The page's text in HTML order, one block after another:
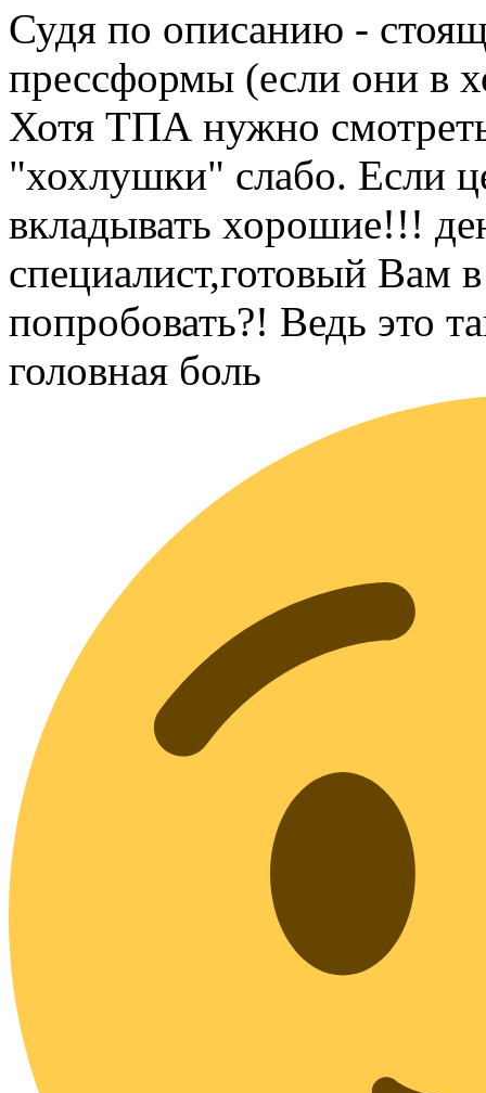
Судя по описанию -
прессформы (если они в
Хотя ТПА нужно
"хохлушки" слабо. Если
вкладывать хорошие!!!
специалист,готовый Вам
попробовать?! Ведь это
головная боль